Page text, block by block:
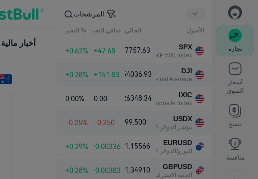
تجارة
أسعار
السوق
ينسخ
منافسة
المرشحات
الأصول الحالي صافي التغير % التغير
SPX
S&P 500 Index
7757.63
+47.68
+0.62%
DJI
Dow Jones Industrial Average
54036.93
+151.83
+0.28%
IXIC
NASDAQ Composite Index
26348.34
0.00
0.00%
USDX
مؤشر الدولار الأمريكي
99.500
-0.250
-0.25%
EURUSD
اليورو/الدولار الأمريكي
1.15566
+0.00336
+0.29%
GBPUSD
الجنيه الاسترليني/الدولار الأمريكي
1.34910
+0.00383
+0.28%
بحث
أخبار مالية